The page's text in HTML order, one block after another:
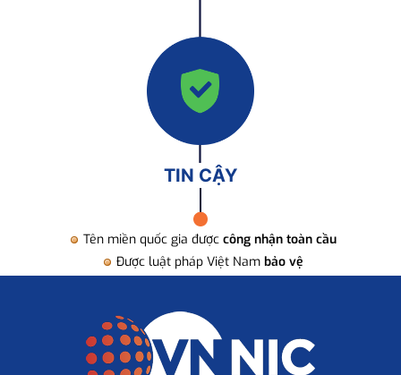
TIN CẬY
Tên miền quốc gia được công nhận toàn cầu
Được luật pháp Việt Nam bảo vệ